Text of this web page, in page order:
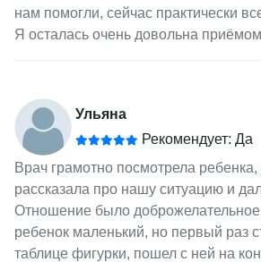
нам помогли, сейчас практически
Я осталась очень довольна
Ульяна
Рекомендует: Да
Врач грамотно посмотрела ребенка,
рассказала про нашу ситуацию и
Отношение было
ребенок маленький, но первый раз
таблице фигурки, пошел с ней на